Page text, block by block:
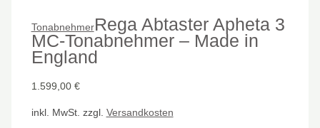
TonabnehmerRega Abtaster Apheta 3
MC-Tonabnehmer – Made in
England
1.599,00 €
inkl. MwSt. zzgl. Versandkosten